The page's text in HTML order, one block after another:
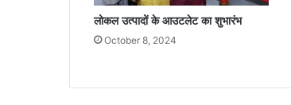
लोकल उत्पादों के आउटलेट का शुभारंभ
October 8, 2024